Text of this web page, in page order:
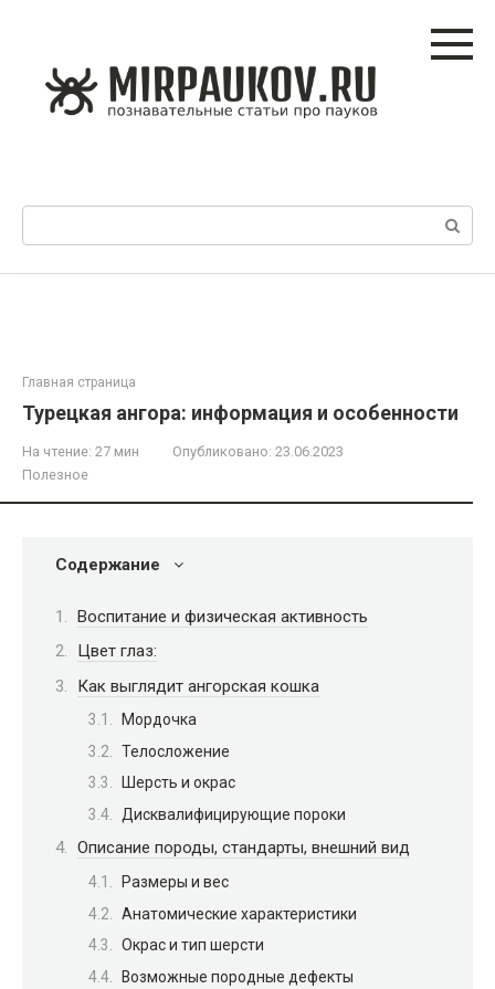
Главная страница
Турецкая ангора: информация и особенности
На чтение: 27 мин Опубликовано: 23.06.2023
Полезное
Содержание
Воспитание и физическая активность
Цвет глаз:
Как выглядит ангорская кошка
Мордочка
Телосложение
Шерсть и окрас
Дисквалифицирующие пороки
Описание породы, стандарты, внешний вид
Размеры и вес
Анатомические характеристики
Окрас и тип шерсти
Возможные породные дефекты